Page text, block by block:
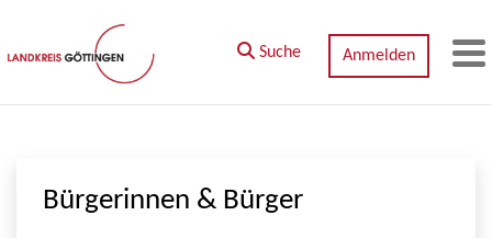
Zum Hauptinhalt springen
Suche Anmelden
Bürgerinnen & Bürger